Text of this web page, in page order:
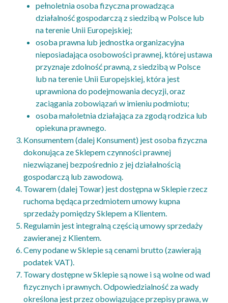
pełnoletnia osoba fizyczna prowadząca
działalność gospodarczą z siedzibą w Polsce lub
na terenie Unii Europejskiej;
osoba prawna lub jednostka organizacyjna
nieposiadająca osobowości prawnej, której ustawa
przyznaje zdolność prawną, z siedzibą w Polsce
lub na terenie Unii Europejskiej, która jest
uprawniona do podejmowania decyzji, oraz
zaciągania zobowiązań w imieniu podmiotu;
osoba małoletnia działająca za zgodą rodzica lub
opiekuna prawnego.
Konsumentem (dalej Konsument) jest osoba fizyczna
dokonująca ze Sklepem czynności prawnej
niezwiązanej bezpośrednio z jej działalnością
gospodarczą lub zawodową.
Towarem (dalej Towar) jest dostępna w Sklepie rzecz
ruchoma będąca przedmiotem umowy kupna
sprzedaży pomiędzy Sklepem a Klientem.
Regulamin jest integralną częścią umowy sprzedaży
zawieranej z Klientem.
Ceny podane w Sklepie są cenami brutto (zawierają
podatek VAT).
Towary dostępne w Sklepie są nowe i są wolne od wad
fizycznych i prawnych. Odpowiedzialność za wady
określona jest przez obowiązujące przepisy prawa, w